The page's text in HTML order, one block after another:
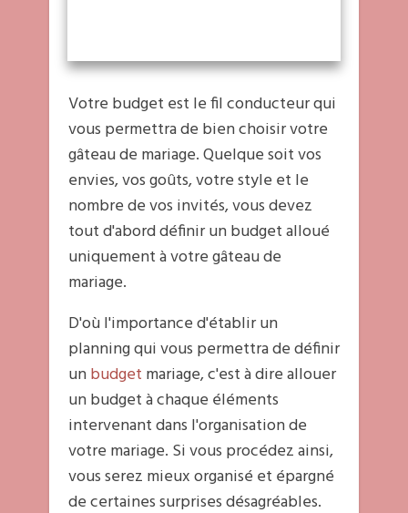
Votre budget est le fil conducteur qui
vous permettra de bien choisir votre
gâteau de mariage. Quelque soit vos
envies, vos goûts, votre style et le
nombre de vos invités, vous devez
tout d'abord définir un budget alloué
uniquement à votre gâteau de
mariage.
D'où l'importance d'établir un
planning qui vous permettra de définir
unbudget mariage, c'est à dire allouer
un budget à chaque éléments
intervenant dans l'organisation de
votre mariage. Si vous procédez ainsi,
vous serez mieux organisé et épargné
de certaines surprises désagréables.